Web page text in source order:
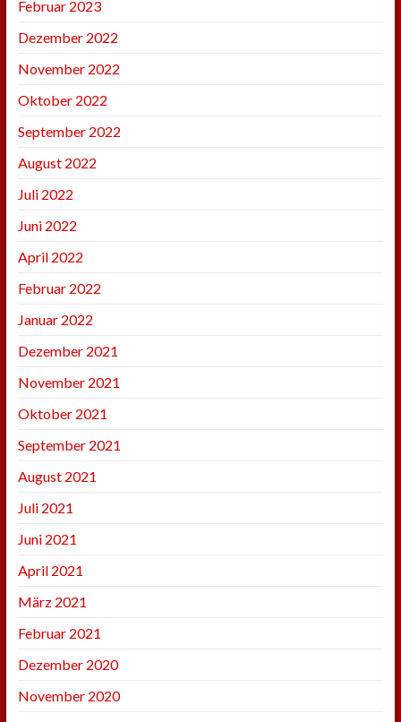
Februar 2023
Dezember 2022
November 2022
Oktober 2022
September 2022
August 2022
Juli 2022
Juni 2022
April 2022
Februar 2022
Januar 2022
Dezember 2021
November 2021
Oktober 2021
September 2021
August 2021
Juli 2021
Juni 2021
April 2021
März 2021
Februar 2021
Dezember 2020
November 2020